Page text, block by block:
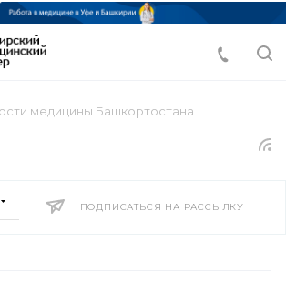
медицины Башкортостана
ПОДПИСАТЬСЯ НА РАССЫЛКУ